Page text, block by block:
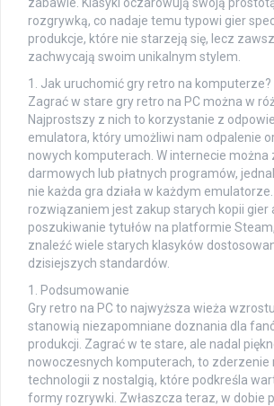
rozgrywką, co nadaje temu typowi gier
produkcje, które nie starzeją się, lecz
zachwycają swoim unikalnym stylem.
1. Jak uruchomić gry retro na komputerze?
Zagrać w stare gry retro na PC można w
Najprostszy z nich to korzystanie z
emulatora, który umożliwi nam odpalenie
nowych komputerach. W internecie można
darmowych lub płatnych programów,
nie każda gra działa w każdym
rozwiązaniem jest zakup starych kopii gier
poszukiwanie tytułów na platformie
znaleźć wiele starych klasyków
dzisiejszych standardów.
1. Podsumowanie
Gry retro na PC to najwyższa wieża
stanowią niezapomniane doznania dla
produkcji. Zagrać w te stare, ale nadal
nowoczesnych komputerach, to zderzenie
technologii z nostalgią, które podkreśla
formy rozrywki. Zwłaszcza teraz, w dobie